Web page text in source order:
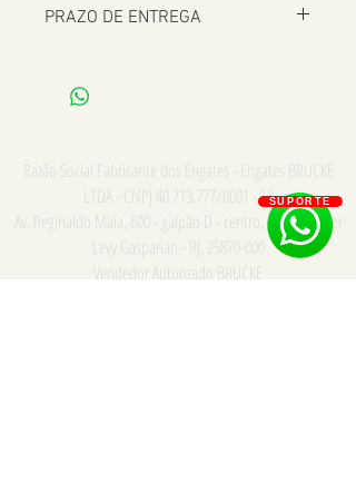
PRAZO DE ENTREGA
Localização
Razão Social Fabricante dos Engates - Engates BRUCKE
LTDA - CNPJ
/0001 - 18
Av. Reginaldo Maia, 600 - galpão D - centro, Comendador
Levy Gasparian - RJ,
Vendedor Autorizado BRUCKE
SUPORTE